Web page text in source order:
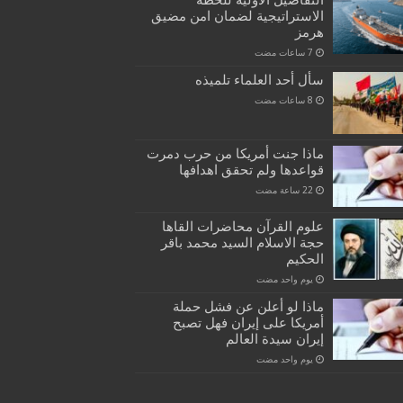
الاستراتيجية لضمان امن مضيق
هرمز
سأل أحد العلماء تلميذه
ماذا جنت أمريكا من حرب دمرت
قواعدها ولم تحقق اهدافها
علوم القرآن محاضرات القاها
حجة الاسلام السيد محمد باقر
الحكيم
‏يوم واحد مضت
ماذا لو أعلن عن فشل حملة
أمريكا على إيران فهل تصبح
إيران سيدة العالم
‏يوم واحد مضت